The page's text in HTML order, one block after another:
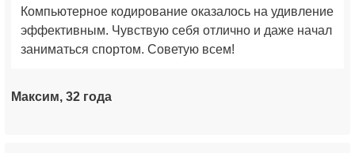
Компьютерное кодирование оказалось на удивление
эффективным. Чувствую себя отлично и даже начал
заниматься спортом. Советую всем!
Максим, 32 года